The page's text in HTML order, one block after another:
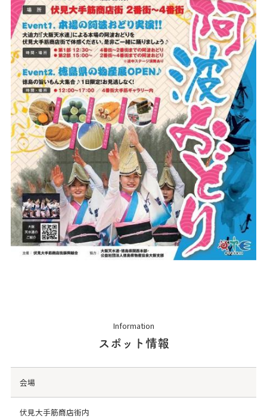
Information
スポット情報
会場
伏見大手筋商店街内